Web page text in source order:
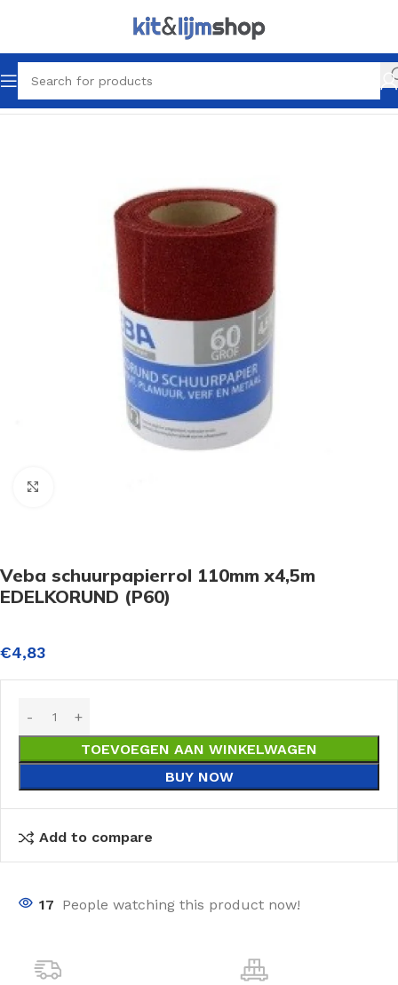
Home Latex & Schilder producten
Veba schuurpapierrol 110mm x4,5m
EDELKORUND (P60)
€4,83
TOEVOEGEN AAN WINKELWAGEN
BUY NOW
Add to compare
17 People watching this product now!